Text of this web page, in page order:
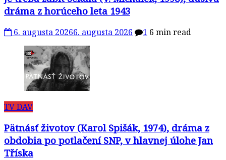
dráma z horúceho leta 1943
6. augusta 20266. augusta 2026 1 6 min read
TV DAV
Pätnásť životov (Karol Spišák, 1974), dráma z
obdobia po potlačení SNP, v hlavnej úlohe Jan
Tříska